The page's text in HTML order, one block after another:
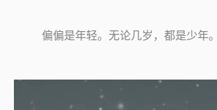
偏偏是年轻。无论几岁，都是少年。